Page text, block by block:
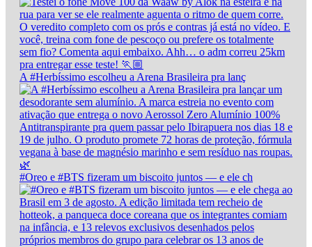
A #Herbíssimo escolheu a Arena Brasileira pra lanç
#Oreo e #BTS fizeram um biscoito juntos — e ele ch